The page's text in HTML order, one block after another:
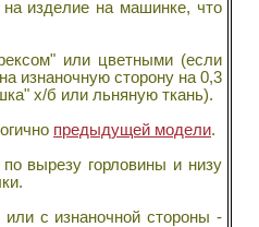
на изделие на машинке, что
или цветными (если
изнаночную сторону на 0,3
х/б или льняную ткань).
предыдущей модели.
вырезу горловины и низу
с изнаночной стороны -